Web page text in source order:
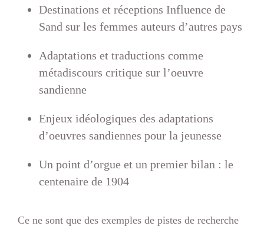
Destinations et réceptions Influence de
Sand sur les femmes auteurs d’autres pays
Adaptations et traductions comme
métadiscours critique sur l’oeuvre
sandienne
Enjeux idéologiques des adaptations
d’oeuvres sandiennes pour la jeunesse
Un point d’orgue et un premier bilan : le
centenaire de 1904
Ce ne sont que des exemples de pistes de recherche